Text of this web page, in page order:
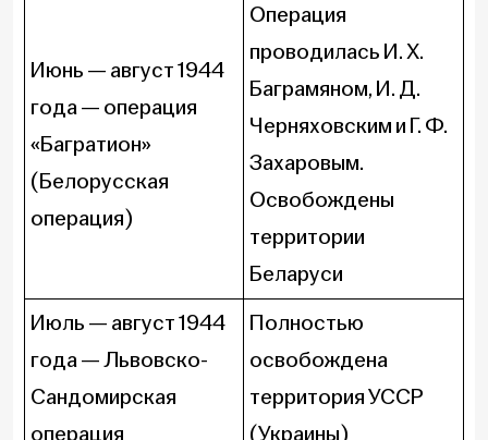
Июнь — август 1944
года — операция
«Багратион»
(Белорусская
операция)
Операция
проводилась И. Х.
Баграмяном, И. Д.
Черняховским и Г. Ф.
Захаровым.
Освобождены
территории
Беларуси
Июль — август 1944
года — Львовско-
Сандомирская
операция
Полностью
освобождена
территория УССР
(Украины)